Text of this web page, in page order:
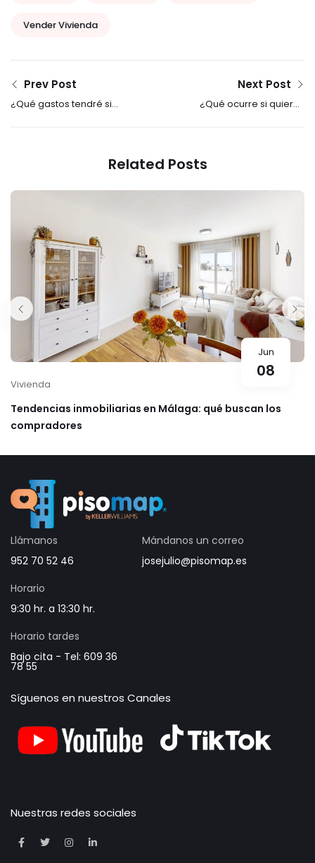
Vender Vivienda
Prev Post
¿Qué gastos tendré si
Next Post
¿Qué ocurre si quieres
Related Posts
Jun
08
Vivienda
Tendencias inmobiliarias en Málaga: qué buscan los
compradores
Llámanos
952 70 52 46
Mándanos un correo
josejulio@pisomap.es
Horario
9:30 hr. a 13:30 hr.
Horario tardes
Bajo cita - Tel: 609 36
78 55
Síguenos en nuestros Canales
Nuestras redes sociales